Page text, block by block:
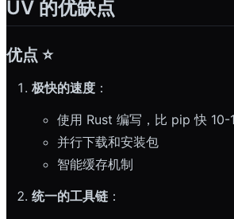
UV 的优缺点
优点 ⭐
极快的速度 ：
使用 Rust 编写，比 pip 快 10-
并行下载和安装包
智能缓存机制
统一的工具链 ：